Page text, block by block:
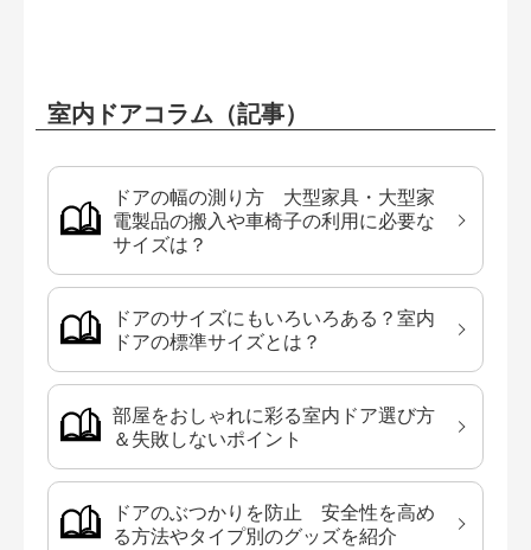
室内ドアコラム（記事）
ドアの幅の測り方 大型家具・大型家
電製品の搬入や車椅子の利用に必要な
サイズは？
ドアのサイズにもいろいろある？室内
ドアの標準サイズとは？
部屋をおしゃれに彩る室内ドア選び方
＆失敗しないポイント
ドアのぶつかりを防止 安全性を高め
る方法やタイプ別のグッズを紹介